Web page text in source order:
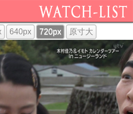
640px 720px 原寸大